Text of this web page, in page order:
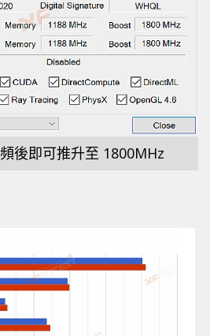
後即可推升至 1800MHz